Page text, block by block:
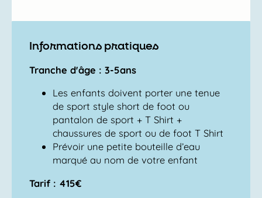
Informations pratiques
Tranche d'âge : 3-5ans
Les enfants doivent porter une tenue
de sport style short de foot ou
pantalon de sport + T Shirt +
chaussures de sport ou de foot T Shirt
Prévoir une petite bouteille d’eau
marqué au nom de votre enfant
Tarif : 415€